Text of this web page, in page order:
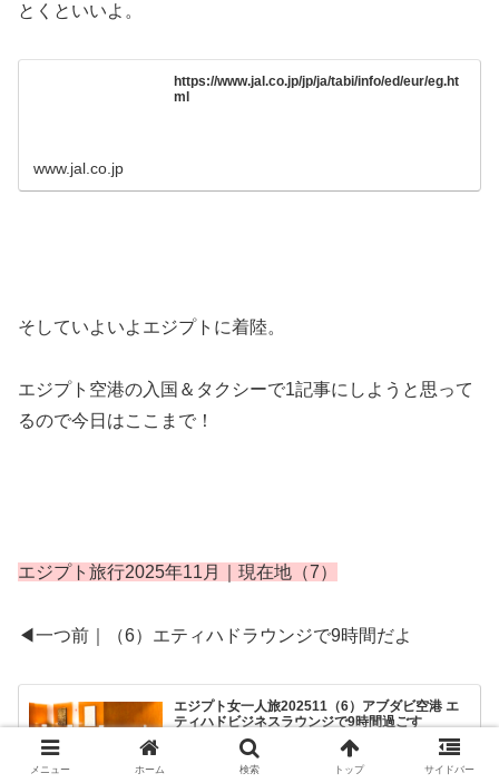
とくといいよ。
https://www.jal.co.jp/jp/ja/tabi/info/ed/eur/eg.ht
ml
www.jal.co.jp
そしていよいよエジプトに着陸。
エジプト空港の入国＆タクシーで1記事にしようと思って
るので今日はここまで！
エジプト旅行2025年11月｜現在地（7）
◀一つ前｜（6）エティハドラウンジで9時間だよ
エジプト女一人旅202511（6）アブダビ空港 エ
ティハドビジネスラウンジで9時間過ごす
ウンジで9時間過ごしてきた。ちょっと複雑なラウンジの
作りやシャワー・トイレのお作法、上のフロアは寒いなど
私が気づいた点など。
メニュー ホーム 検索 トップ サイドバー